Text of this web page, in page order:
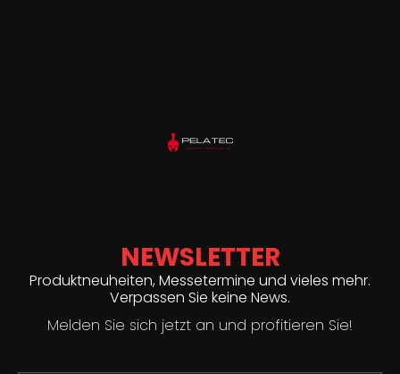
NEWSLETTER
Produktneuheiten, Messetermine und vieles mehr.
Verpassen Sie keine News.
Melden Sie sich jetzt an und profitieren Sie!